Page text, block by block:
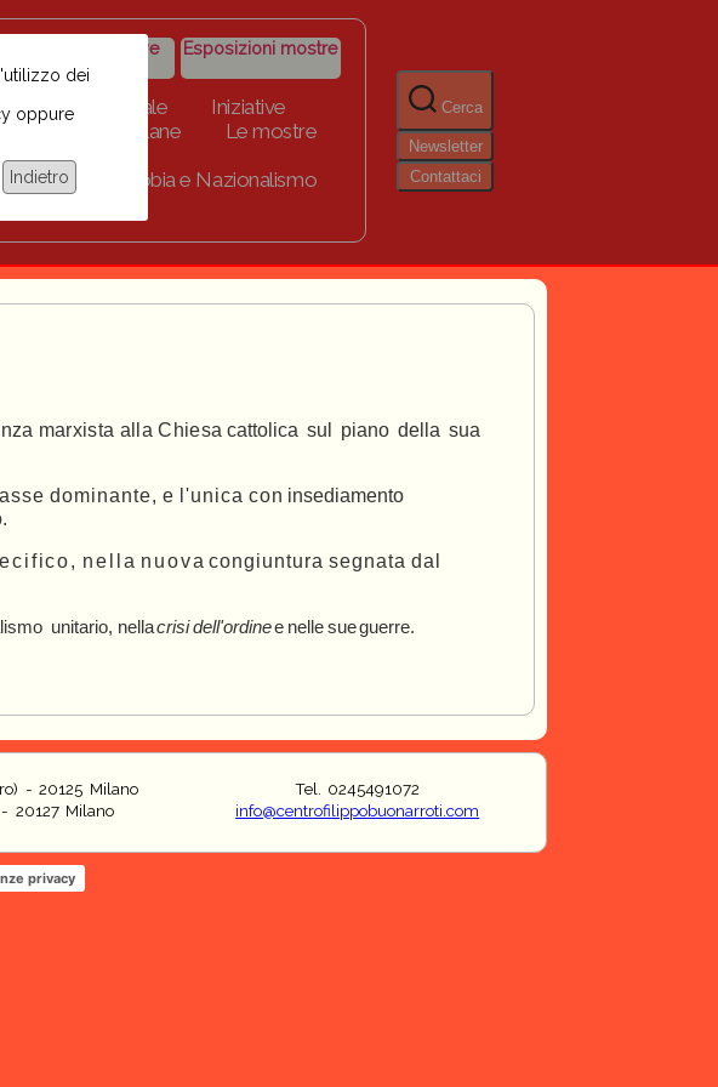
Storico iniziative Esposizioni mostre
Biblioteca digitale
Iniziative
Link Collane
Le mostre
siamo
Xenofobia e Nazionalismo
Cerca
Newsletter
Contattaci
dei
oppure
Indietro
nza marxista a a C hiesa cattolica sul piano della sua
e dominante, e l'unica con insediamento
ecif ico, ne a n uova congiuntura segnata da
unitario, nellacrisidell'ordinee nellesueguerre.
- 20125 Milano
20127 Milano
Tel. 0245491072
info@centrofilippobuonarroti.com
privacy